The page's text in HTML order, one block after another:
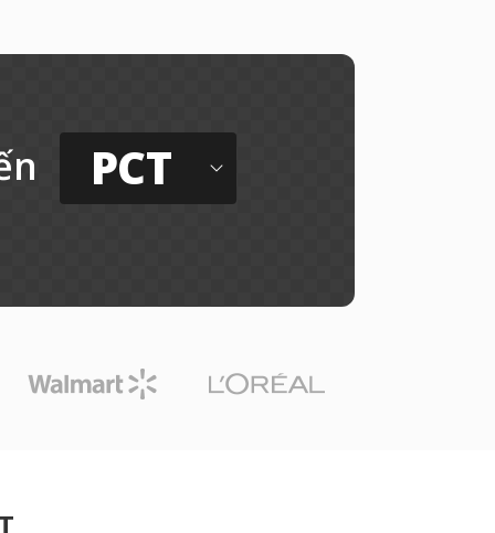
PCT